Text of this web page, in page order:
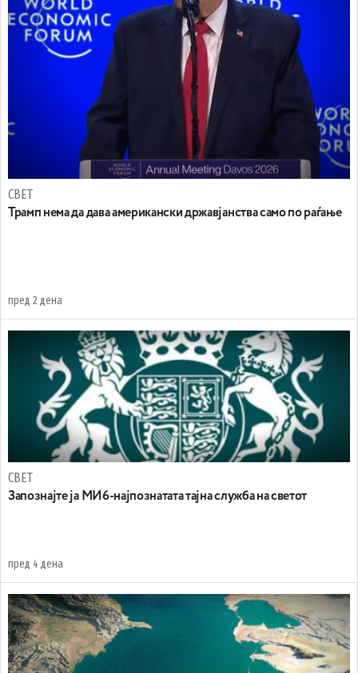
СВЕТ
Трамп нема да дава американски државјанства само по раѓање
пред 2 дена
СВЕТ
Запознајте ја МИ6-најпознатата тајна служба на светот
пред 4 дена